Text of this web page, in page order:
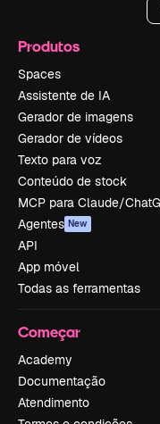
Produtos
Spaces
Assistente de IA
Gerador de imagens
Gerador de vídeos
Texto para voz
Conteúdo de stock
MCP para Claude/
Agentes New
API
App móvel
Todas as ferramentas
Começar
Academy
Documentação
Atendimento